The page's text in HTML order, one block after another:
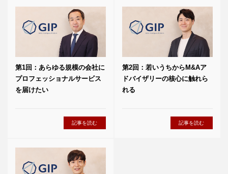
第1回：あらゆる規模の会社に
プロフェッショナルサービス
を届けたい
記事を読む
第2回：若いうちからM&Aア
ドバイザリーの核心に触れら
れる
記事を読む